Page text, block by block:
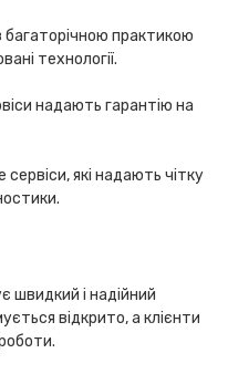
багаторічною практикою
технології.
надають гарантію на
які надають чітку
швидкий і надійний
відкрито, а клієнти